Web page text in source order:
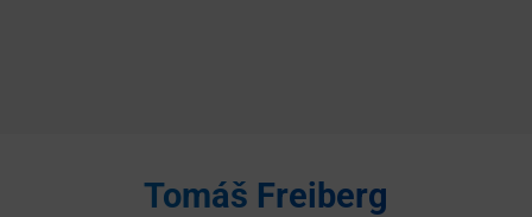
Tomáš Freiberg